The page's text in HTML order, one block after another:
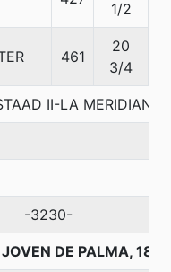
1/2
461
20
3/4
II-LA MERIDIANA-
-3230-
DE PALMA,